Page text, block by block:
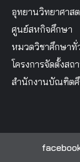
อุทยานวิทยาศาส
ศูนย์สหกิจศึกษา
หมวดวิชาศึกษาทั่
โครงการจัดตั้งส
สำนักงานบัณฑิต